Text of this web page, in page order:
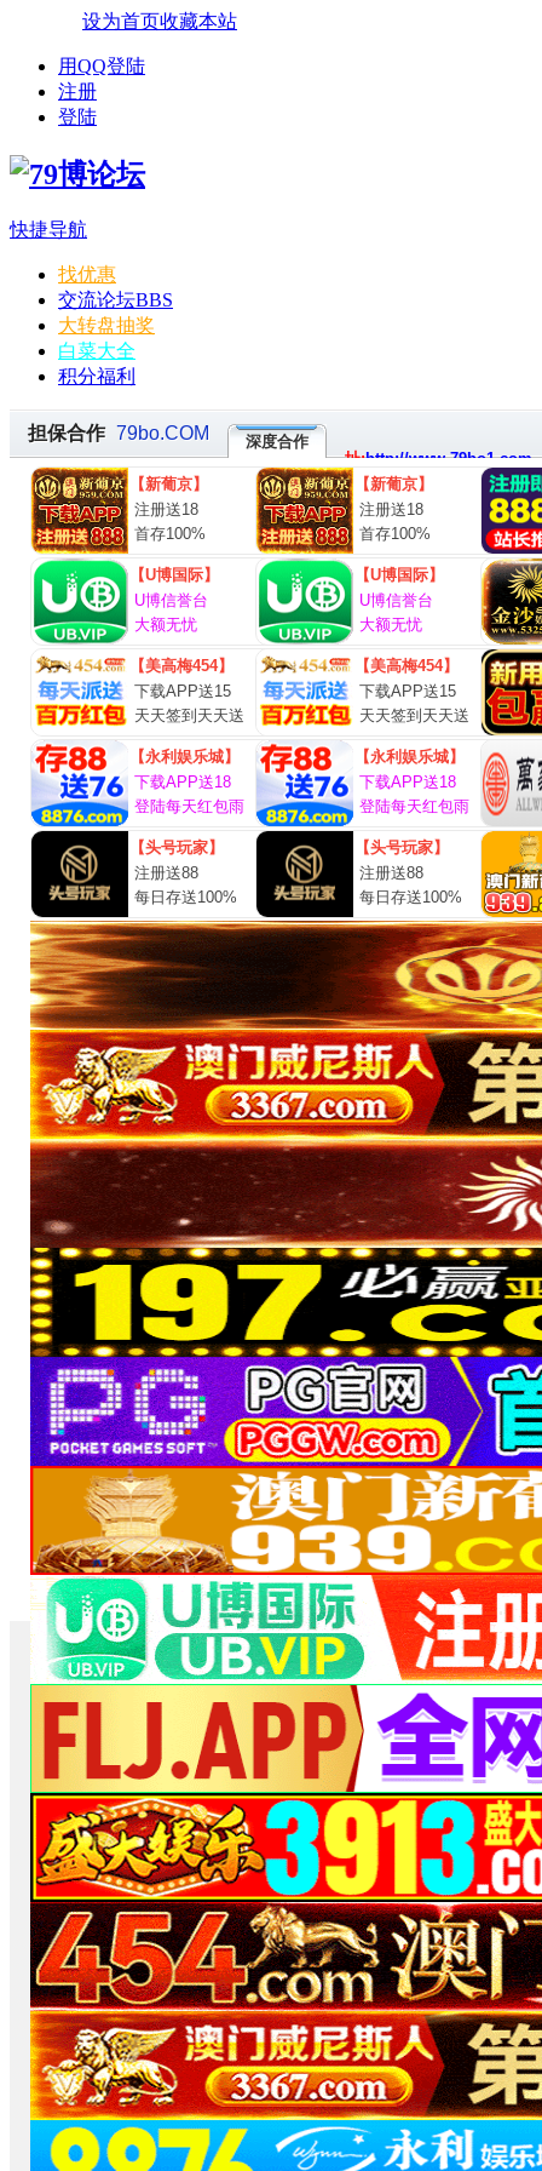
设为首页收藏本站
用QQ登陆
注册
登陆
快捷导航
找优惠
交流论坛BBS
大转盘抽奖
白菜大全
积分福利